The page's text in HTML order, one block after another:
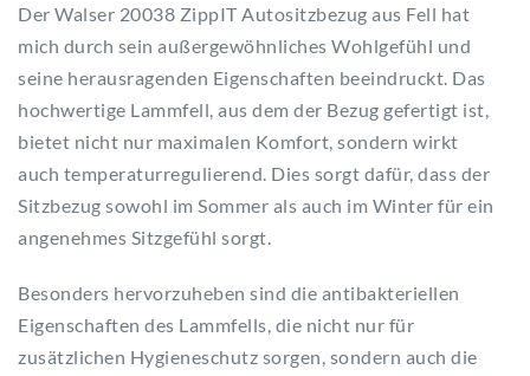
Der Walser 20038 ZippIT Autositzbezug aus Fell hat
mich durch sein außergewöhnliches Wohlgefühl und
seine herausragenden Eigenschaften beeindruckt. Das
hochwertige Lammfell, aus dem der Bezug gefertigt ist,
bietet nicht nur maximalen Komfort, sondern wirkt
auch temperaturregulierend. Dies sorgt dafür, dass der
Sitzbezug sowohl im Sommer als auch im Winter für ein
angenehmes Sitzgefühl sorgt.
Besonders hervorzuheben sind die antibakteriellen
Eigenschaften des Lammfells, die nicht nur für
zusätzlichen Hygieneschutz sorgen, sondern auch die